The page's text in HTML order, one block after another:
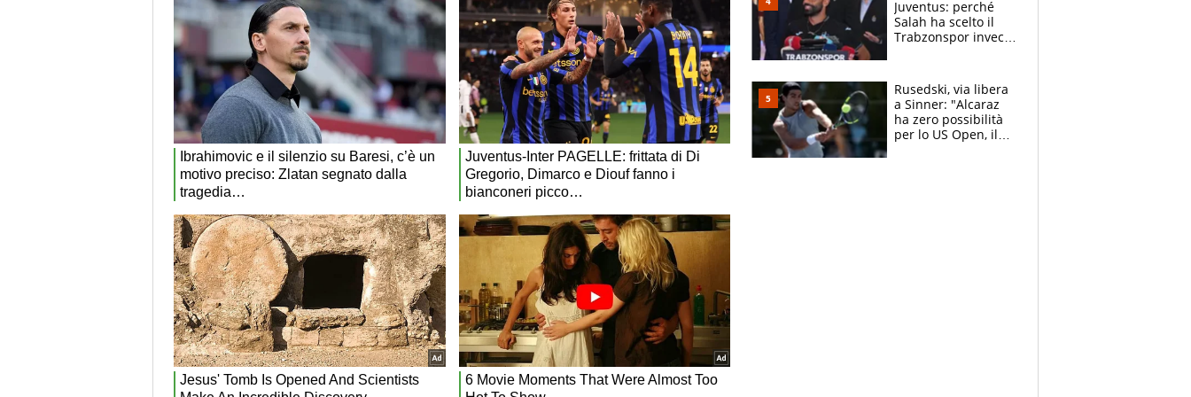
Juventus: perché
Salah ha scelto il
Trabzonspor invece
Rusedski, via libera
a Sinner: "Alcaraz
ha zero possibilità
per lo US Open, il